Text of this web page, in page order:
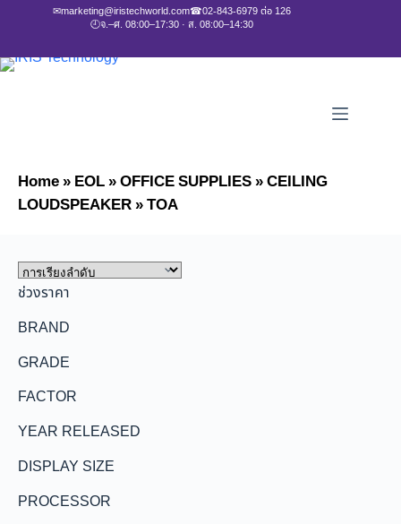
✉marketing@iristechworld.com☎02-843-6979 ต่อ 126
🕘จ.–ศ. 08:00–17:30 · ส. 08:00–14:30
Home»EOL»OFFICE SUPPLIES»CEILING
LOUDSPEAKER»TOA
ช่วงราคา
BRAND
GRADE
FACTOR
YEAR RELEASED
DISPLAY SIZE
PROCESSOR